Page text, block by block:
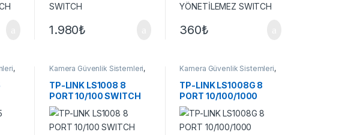
1.980₺ 360₺
,
Kamera Güvenlik Sistemleri,
TP-LINK LS1008 8
PORT 10/100 SWITCH
Kamera Güvenlik Sistemleri,
TP-LINK LS1008G 8
PORT 10/100/1000
SWITCH